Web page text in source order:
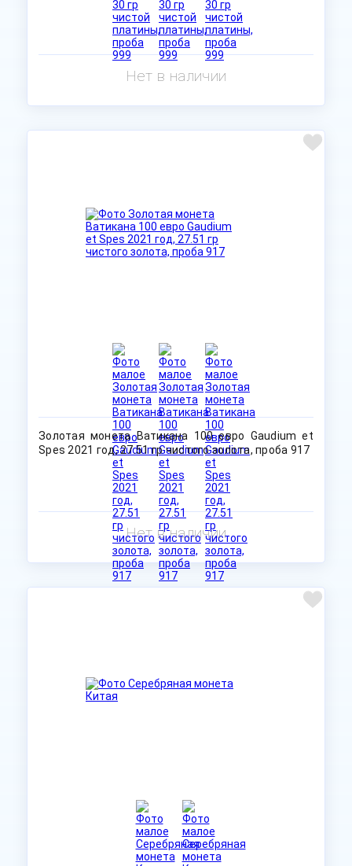
Нет в наличии
Золотая монета Ватикана 100 евро Gaudium et
Spes 2021 год, 27.51 гр чистого золота, проба 917
Нет в наличии